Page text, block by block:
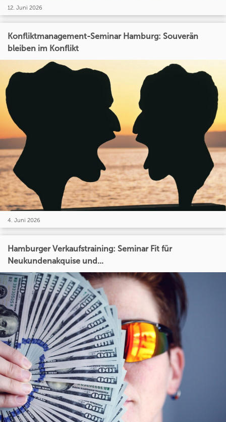
12. Juni 2026
Konfliktmanagement-Seminar Hamburg: Souverän
bleiben im Konflikt
4. Juni 2026
Hamburger Verkaufstraining: Seminar Fit für
Neukundenakquise und...